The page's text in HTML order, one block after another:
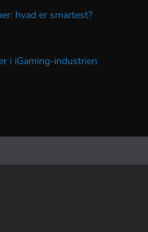
hvad er smartest?
i iGaming-industrien